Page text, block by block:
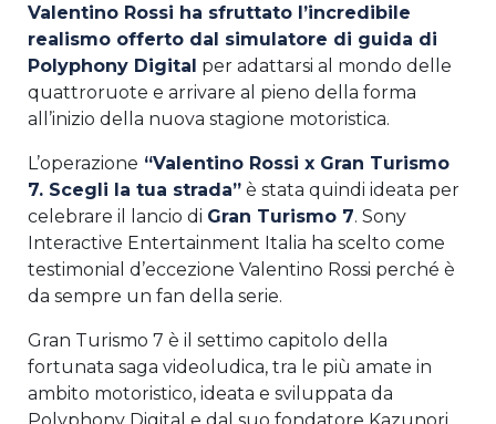
Valentino Rossi ha sfruttato l’incredibile
realismo offerto dal simulatore di guida di
Polyphony Digital per adattarsi al mondo delle
quattroruote e arrivare al pieno della forma
all’inizio della nuova stagione motoristica.
L’operazione “Valentino Rossi x Gran Turismo
7. Scegli la tua strada” è stata quindi ideata per
celebrare il lancio di Gran Turismo 7. Sony
Interactive Entertainment Italia ha scelto come
testimonial d’eccezione Valentino Rossi perché è
da sempre un fan della serie.
Gran Turismo 7 è il settimo capitolo della
fortunata saga videoludica, tra le più amate in
ambito motoristico, ideata e sviluppata da
Polyphony Digital e dal suo fondatore Kazunori